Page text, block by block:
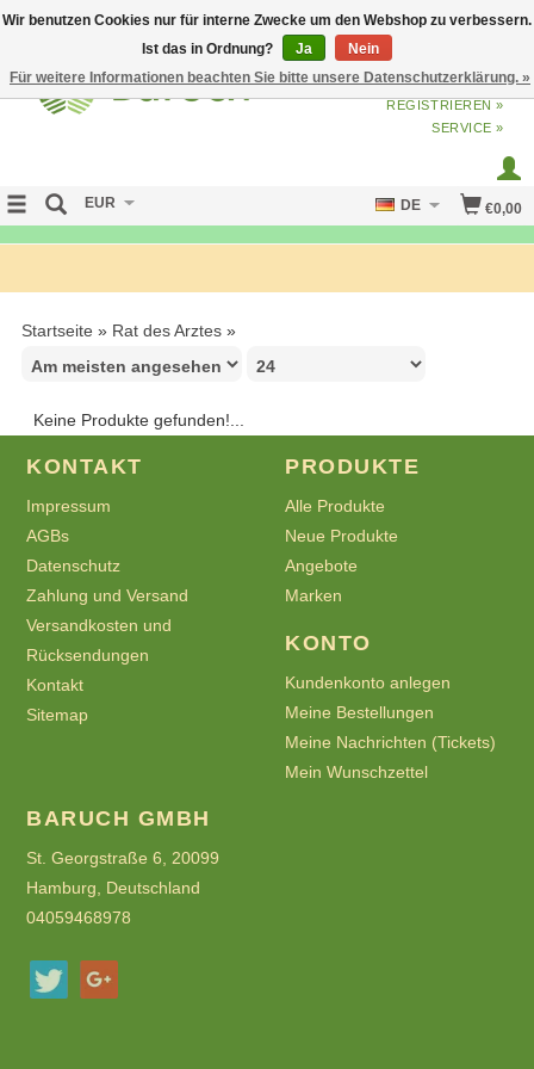
ANMELDENODERJETZT
REGISTRIEREN »
SERVICE »
€0,00
EUR DE
Startseite » Rat des Arztes »
Keine Produkte gefunden!...
KONTAKT
Impressum
AGBs
Datenschutz
Zahlung und Versand
Versandkosten und
Rücksendungen
Kontakt
Sitemap
PRODUKTE
Alle Produkte
Neue Produkte
Angebote
Marken
KONTO
Kundenkonto anlegen
Meine Bestellungen
Meine Nachrichten (Tickets)
Mein Wunschzettel
BARUCH GMBH
St. Georgstraße 6, 20099
Hamburg, Deutschland
04059468978
Wir benutzen Cookies nur für interne Zwecke um den Webshop zu verbessern.
Ist das in Ordnung?
Ja
Nein
Für weitere Informationen beachten Sie bitte unsere Datenschutzerklärung. »